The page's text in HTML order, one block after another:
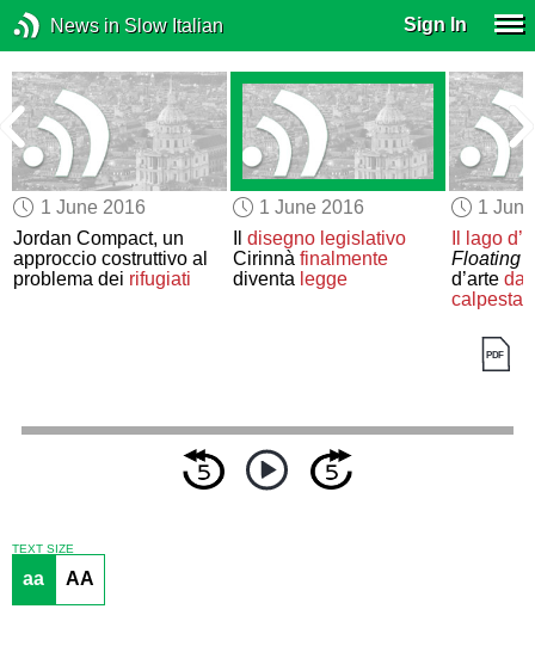
News in Slow Italian Sign In
1 June 2016
Jordan Compact, un
approccio costruttivo al
problema dei rifugiati
1 June 2016
disegno legislativo
Cirinnà finalmente
diventa legge
1
Il lago
Floating
d’arte da
TEXT SIZE
aa AA